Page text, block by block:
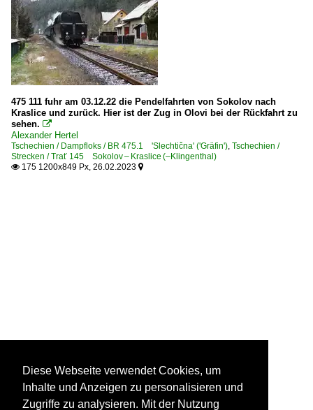
475 111 fuhr am 03.12.22 die Pendelfahrten von Sokolov nach
Kraslice und zurück. Hier ist der Zug in Olovi bei der Rückfahrt zu
sehen. 
Alexander Hertel
Tschechien / Dampfloks / BR 475.1 'Slechtična' ('Gräfin') Tschechien /
Strecken / Trať 145 Sokolov – Kraslice (–Klingenthal)
 175 1200x849 Px, 26.02.2023 
Diese Webseite verwendet Cookies, um
Inhalte und Anzeigen zu personalisieren und
Zugriffe zu analysieren. Mit der Nutzung